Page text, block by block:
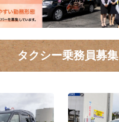
タクシー乗務員募集